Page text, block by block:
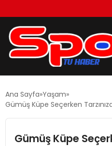
EKONOMI
Ana Sayfa Yaşam
Gümüş Küpe Seçerken
Gümüş Küpe